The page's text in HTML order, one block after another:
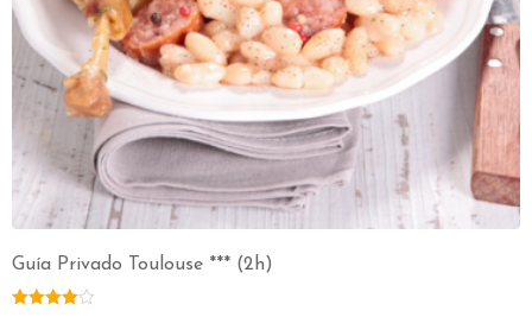
Guía Privado Toulouse *** (2h)